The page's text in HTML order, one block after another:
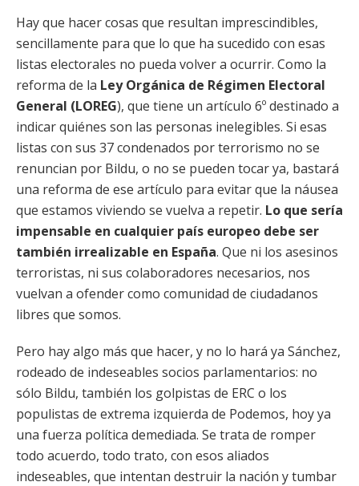
Hay que hacer cosas que resultan imprescindibles,
sencillamente para que lo que ha sucedido con esas
listas electorales no pueda volver a ocurrir. Como la
reforma de la Ley Orgánica de Régimen Electoral
General (LOREG), que tiene un artículo 6º destinado a
indicar quiénes son las personas inelegibles. Si esas
listas con sus 37 condenados por terrorismo no se
renuncian por Bildu, o no se pueden tocar ya, bastará
una reforma de ese artículo para evitar que la náusea
que estamos viviendo se vuelva a repetir. Lo que sería
impensable en cualquier país europeo debe ser
también irrealizable en España. Que ni los asesinos
terroristas, ni sus colaboradores necesarios, nos
vuelvan a ofender como comunidad de ciudadanos
libres que somos.
Pero hay algo más que hacer, y no lo hará ya Sánchez,
rodeado de indeseables socios parlamentarios: no
sólo Bildu, también los golpistas de ERC o los
populistas de extrema izquierda de Podemos, hoy ya
una fuerza política demediada. Se trata de romper
todo acuerdo, todo trato, con esos aliados
indeseables, que intentan destruir la nación y tumbar